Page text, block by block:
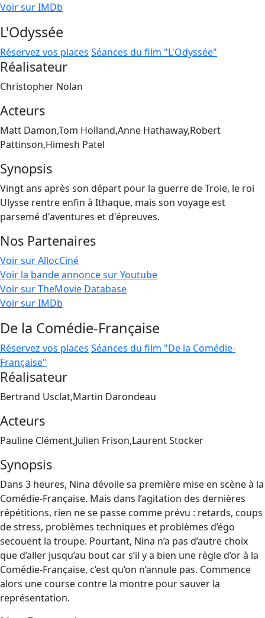
Voir sur IMDb
L'Odyssée
Réservez vos places Séances du film "L'Odyssée"
Réalisateur
Christopher Nolan
Acteurs
Matt Damon,Tom Holland,Anne Hathaway,Robert
Pattinson,Himesh Patel
Synopsis
Vingt ans après son départ pour la guerre de Troie, le roi
Ulysse rentre enfin à Ithaque, mais son voyage est
parsemé d'aventures et d'épreuves.
Nos Partenaires
Voir sur AllocCiné
Voir la bande annonce sur Youtube
Voir sur TheMovie Database
Voir sur IMDb
De la Comédie-Française
Réservez vos places Séances du film "De la Comédie-
Française"
Réalisateur
Bertrand Usclat,Martin Darondeau
Acteurs
Pauline Clément,Julien Frison,Laurent Stocker
Synopsis
Dans 3 heures, Nina dévoile sa première mise en scène à la
Comédie-Française. Mais dans l’agitation des dernières
répétitions, rien ne se passe comme prévu : retards, coups
de stress, problèmes techniques et problèmes d’égo
secouent la troupe. Pourtant, Nina n’a pas d’autre choix
que d’aller jusqu’au bout car s’il y a bien une règle d’or à la
Comédie-Française, c’est qu’on n’annule pas. Commence
alors une course contre la montre pour sauver la
représentation.